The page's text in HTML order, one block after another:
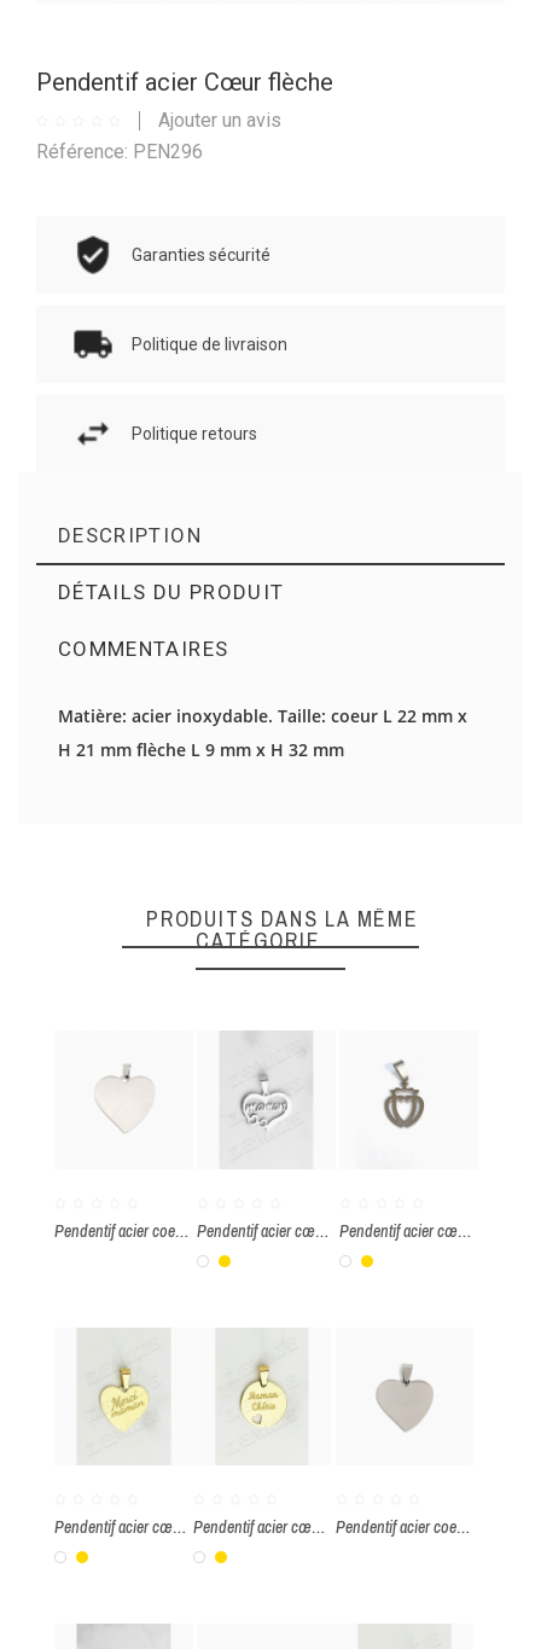
Pendentif acier Cœur flèche
Ajouter un avis
Référence: PEN296
Garanties sécurité
Politique de livraison
Politique retours
DESCRIPTION
DÉTAILS DU PRODUIT
COMMENTAIRES
Matière: acier inoxydable. Taille: coeur L 22 mm x
H 21 mm flèche L 9 mm x H 32 mm
Il n'y a pas d'avis en ce moment.
PRODUITS DANS LA MÊME
CATÉGORIE
Pendentif acier coeur à graver Pendentif acier cœur maman
Blanc
Or
Pendentif acier cœur vendéen
Blanc
Or
Pendentif acier cœur message "Merci maman"
Blanc
Or
Pendentif acier cœur message "Maman chérie"
Blanc
Or
Pendentif acier coeur à graver